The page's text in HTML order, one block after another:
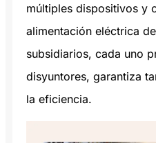
múltiples dispositivos y
alimentación eléctrica
subsidiarios, cada uno
disyuntores, garantiza
la eficiencia.